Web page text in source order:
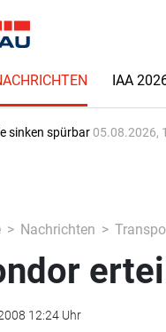
IAA
sinken spürbar 05.08.2026,
Nachrichten
12:24 Uhr